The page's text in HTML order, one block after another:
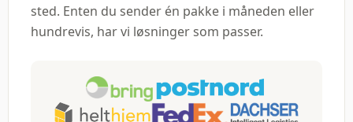
sted. Enten du sender én pakke i måneden eller
hundrevis, har vi løsninger som passer.